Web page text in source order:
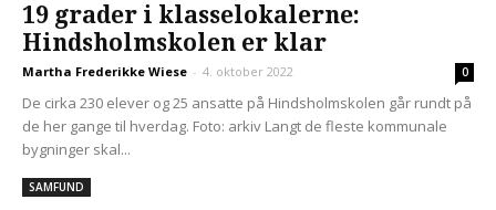
19 grader i klasselokalerne:
Hindsholmskolen er klar
Martha Frederikke Wiese - 4. oktober 2022 0
De cirka 230 elever og 25 ansatte på Hindsholmskolen går rundt på
de her gange til hverdag. Foto: arkiv Langt de fleste kommunale
bygninger skal...
SAMFUND